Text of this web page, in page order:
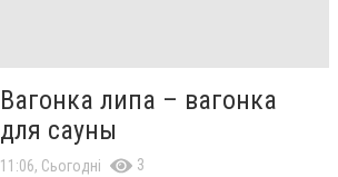
Вагонка липа – вагонка
для сауны
11:06, Сьогодні 3